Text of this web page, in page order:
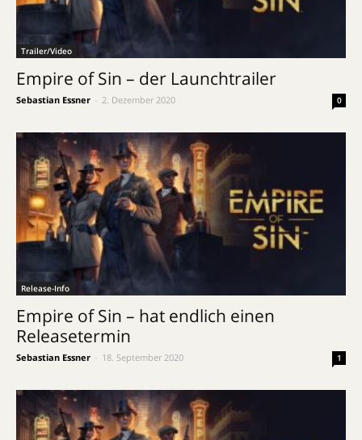
Trailer/Video
Empire of Sin – der Launchtrailer
Sebastian Essner 2. Dezember 2020 0
Release-Info
Empire of Sin – hat endlich einen
Releasetermin
Sebastian Essner 18. September 2020 1